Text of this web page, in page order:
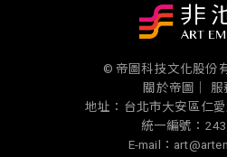
© 帝圖科技文化股份
關於帝圖｜
服
地址：台北市大安區仁
統一編號：
E-mail：